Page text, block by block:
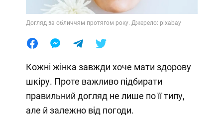
Лайфхаки
Догляд за обличчям протягом року. Джерело: pixabay
Кожні жінка завжди хоче мати здорову
шкіру. Проте важливо підбирати
правильний догляд не лише по її типу,
але й залежно від погоди.